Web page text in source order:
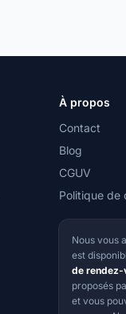
À propos
Contact
Blog
CGUV
Politique de
Nous vous
est
de rendez-
proposés
et vous